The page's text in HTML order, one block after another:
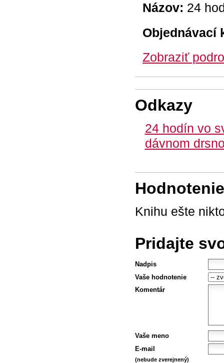
Názov: 24
Objednávací
Zobraziť
Odkazy
24 hodín vo
dávnom
Knihu ešte
Pridajte
Nadpis
Vaše hodnotenie
Komentár
Vaše meno
E-mail
(nebude zverejnený)